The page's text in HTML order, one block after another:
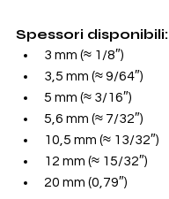
Spessori disponibili:
3 mm (≈ 1/8″)
3,5 mm (≈ 9/64″)
5 mm (≈ 3/16″)
5,6 mm (≈ 7/32″)
10,5 mm (≈ 13/32″)
12 mm (≈ 15/32″)
20 mm (0,79″)